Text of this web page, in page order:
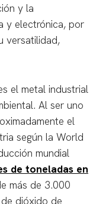
y la
y electrónica, por
versatilidad,
el metal industrial
Al ser uno
el
según la World
mundial
de toneladas en
más de 3.000
dióxido de